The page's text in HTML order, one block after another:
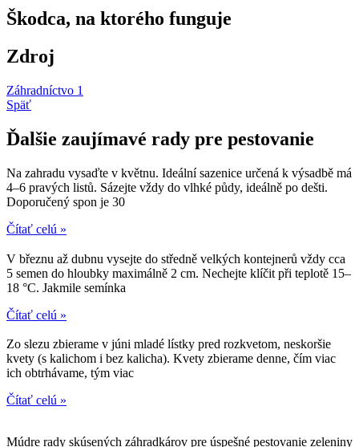
Škodca, na ktorého funguje
Zdroj
Záhradníctvo 1
Späť
Ďalšie zaujímavé rady pre pestovanie
Na zahradu vysaďte v květnu. Ideální sazenice určená k výsadbě má
4–6 pravých listů. Sázejte vždy do vlhké půdy, ideálně po dešti.
Doporučený spon je 30
Čítať celú »
V březnu až dubnu vysejte do středně velkých kontejnerů vždy cca
5 semen do hloubky maximálně 2 cm. Nechejte klíčit při teplotě 15–
18 °C. Jakmile semínka
Čítať celú »
Zo slezu zbierame v júni mladé lístky pred rozkvetom, neskoršie
kvety (s kalichom i bez kalicha). Kvety zbierame denne, čím viac
ich obtrhávame, tým viac
Čítať celú »
Múdre rady skúsených záhradkárov pre úspešné pestovanie zeleniny